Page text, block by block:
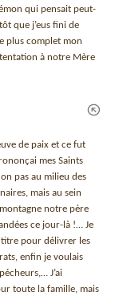
qui pensait peut-
que j’eus fini de
plus complet mon
à notre Mère
de paix et ce fut
mes Saints
pas au milieu des
mais au sein
notre père
ce jour-là !… Je
titre pour délivrer les
enfin je voulais
J’ai
toute la famille, mais